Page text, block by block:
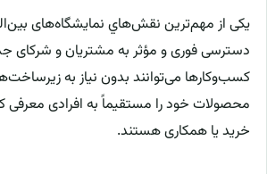
یکی از مهم‌ترین نقش‌هاي نمایشگاه‌های
دسترسی فوری و مؤثر به مشتریان و شرکای
کسب‌وکارها می‌توانند بدون نیاز به
محصولات خود را مستقیماً به افرادی معرفی
خرید یا همکاری هستند.